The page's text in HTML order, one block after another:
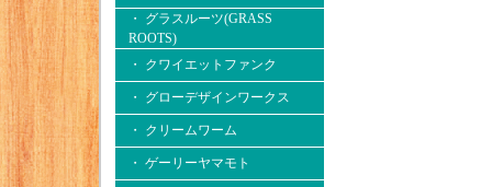
・ グラスルーツ(GRASS
ROOTS)
・ クワイエットファンク
・ グローデザインワークス
・ クリームワーム
・ ゲーリーヤマモト